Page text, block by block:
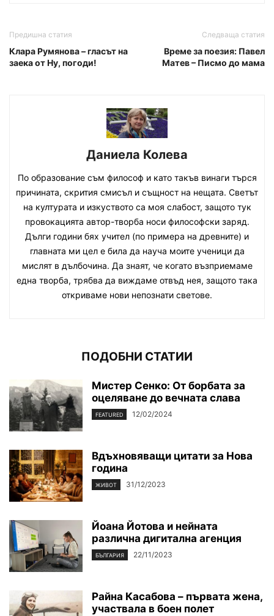
Предишна статия
Клара Румянова – гласът на
заека от Ну, погоди!
Следваща статия
Време за поезия: Павел
Матев – Писмо до мама
Даниела Колева
По образование съм философ и като такъв винаги търся
причината, скрития смисъл и същност на нещата. Светът
на културата и изкуството са моя слабост, защото тук
провокацията автор-творба носи философски заряд.
Дълги години бях учител (по примера на древните) и
главната ми цел е била да науча моите ученици да
мислят в дълбочина. Да знаят, че когато възприемаме
една творба, трябва да виждаме отвъд нея, защото така
откриваме нови непознати светове.
ПОДОБНИ СТАТИИ
Мистер Сенко: От борбата за
оцеляване до вечната слава
FEATURED 12/02/2024
Вдъхновяващи цитати за Нова
година
ЖИВОТ 31/12/2023
Йоана Йотова и нейната
различна дигитална агенция
БЪЛГАРИЯ 22/11/2023
Райна Касабова – първата жена,
участвала в боен полет